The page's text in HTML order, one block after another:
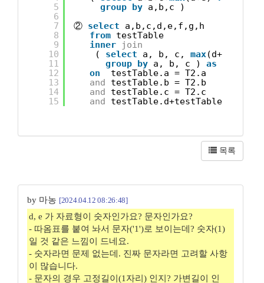
5
6
7
8
9
10
11
12
13
14
15
group by a,b,c )
② select
a,b,c,d,e,f,g,h
from testTable
inner
join
( select a, b, c, max(d+e)
group by a, b, c ) as
on
testTable.a = T2.a
and
testTable.b = T2.b
and
testTable.c = T2.c
and
testTable.d+testTable.e  =
목록
by 마농 [2024.04.12 08:26:48]
d, e 가 자료형이 숫자인가요? 문자인가요?
- 따옴표를 붙여 놔서 문자('1')로 보이는데? 숫자(1)
일 것 같은 느낌이 드네요.
- 숫자라면 문제 없는데. 진짜 문자라면 고려할 사항
이 많습니다.
- 문자의 경우 고정길이(1자리) 인지? 가변길이 인